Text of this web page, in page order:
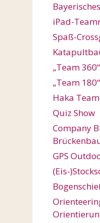
iPad-
Spaß-
„Team
„Team
Haka
Quiz Show
Company
GPS
(Eis-